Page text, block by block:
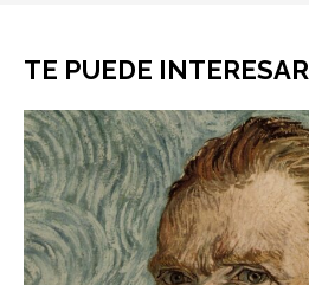
TE PUEDE INTERESAR